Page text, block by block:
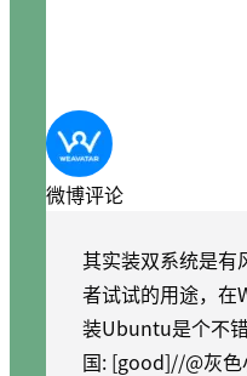
微博评论
其实装双系统是有
者试试的用途，
装Ubuntu是个不
国: [good]//@灰色